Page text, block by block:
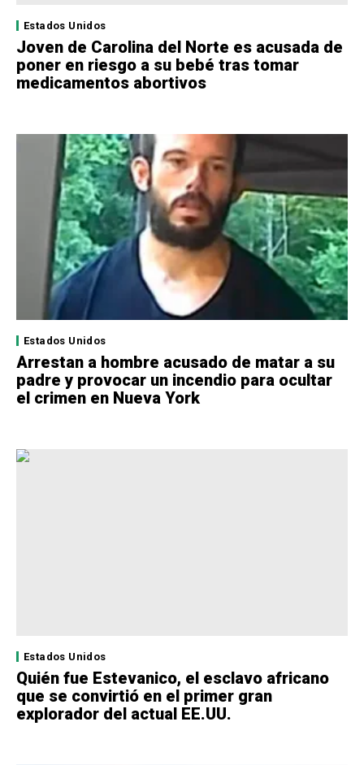
Estados Unidos
Joven de Carolina del Norte es acusada de
poner en riesgo a su bebé tras tomar
medicamentos abortivos
Estados Unidos
Arrestan a hombre acusado de matar a su
padre y provocar un incendio para ocultar
el crimen en Nueva York
Estados Unidos
Quién fue Estevanico, el esclavo africano
que se convirtió en el primer gran
explorador del actual EE.UU.